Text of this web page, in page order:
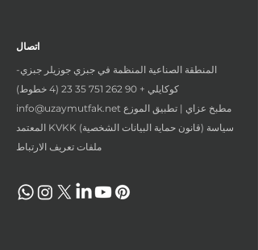
اتصال
المنطقة الصناعية المنظمة في جبزي جوزيلر جبزي-
كوكايلي + 90 262 751 35 23 (4
خطوط)
info@uzaymutfak.net
المعتمد KVKK (قانون حماية البيانات الشخصية) سياسة
ملفات تعريف الارتباط